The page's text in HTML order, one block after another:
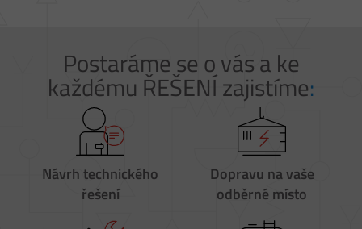
Postaráme se o vás a ke
každému ŘEŠENÍ zajistíme:
Návrhtechnického
řešení
Dopravu na vaše
odběrné místo